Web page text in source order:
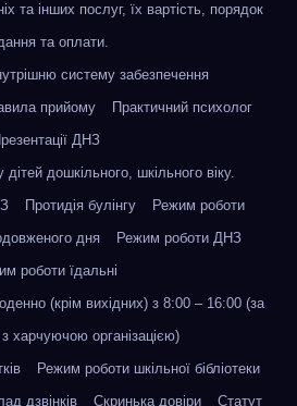
та інших послуг, їх вартість, порядок
та оплати.
систему забезпечення
прийому
Практичний психолог
ДНЗ
дітей дошкільного, шкільного віку.
Протидія булінгу
Режим роботи
дня
Режим роботи ДНЗ
роботи їдальні
(крім вихідних) з 8:00 – 16:00 (за
харчуючою організацією)
Режим роботи шкільної бібліотеки
дзвінків Скринька довіри Статут